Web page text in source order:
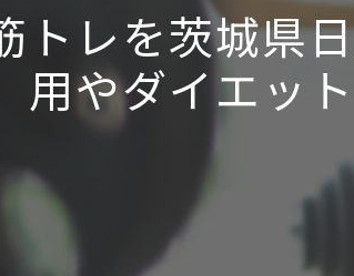
トレを茨城県
用やダイエッ